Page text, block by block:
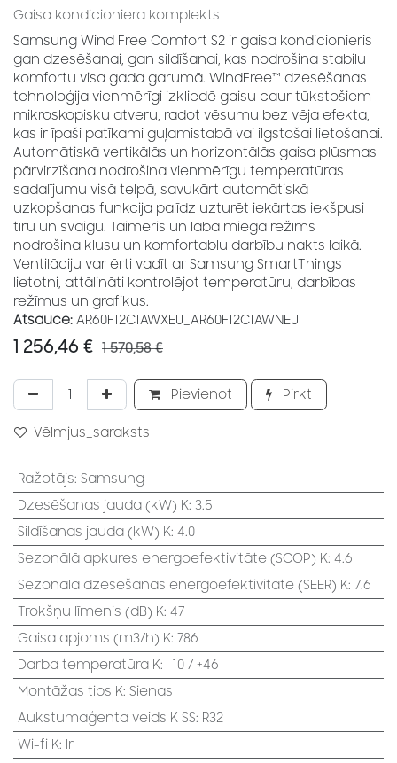
Gaisa kondicioniera komplekts
Samsung Wind Free Comfort S2 ir gaisa kondicionieris
gan dzesēšanai, gan sildīšanai, kas nodrošina stabilu
komfortu visa gada garumā. WindFree™ dzesēšanas
tehnoloģija vienmērīgi izkliedē gaisu caur tūkstošiem
mikroskopisku atveru, radot vēsumu bez vēja efekta,
kas ir īpaši patīkami guļamistabā vai ilgstošai lietošanai.
Automātiskā vertikālās un horizontālās gaisa plūsmas
pārvirzīšana nodrošina vienmērīgu temperatūras
sadalījumu visā telpā, savukārt automātiskā
uzkopšanas funkcija palīdz uzturēt iekārtas iekšpusi
tīru un svaigu. Taimeris un laba miega režīms
nodrošina klusu un komfortablu darbību nakts laikā.
Ventilāciju var ērti vadīt ar Samsung SmartThings
lietotni, attālināti kontrolējot temperatūru, darbības
režīmus un grafikus.
Atsauce: AR60F12C1AWXEU_AR60F12C1AWNEU
1 256,46 € 1 570,58€
Pievienot Pirkt
Vēlmjus_saraksts
Ražotājs: Samsung
Dzesēšanas jauda (kW) K: 3.5
Sildīšanas jauda (kW) K: 4.0
Sezonālā apkures energoefektivitāte (SCOP) K: 4.6
Sezonālā dzesēšanas energoefektivitāte (SEER) K: 7.6
Trokšņu līmenis (dB) K: 47
Gaisa apjoms (m3/h) K: 786
Darba temperatūra K: -10 / +46
Montāžas tips K: Sienas
Aukstumaģenta veids K SS: R32
Wi-fi K: Ir